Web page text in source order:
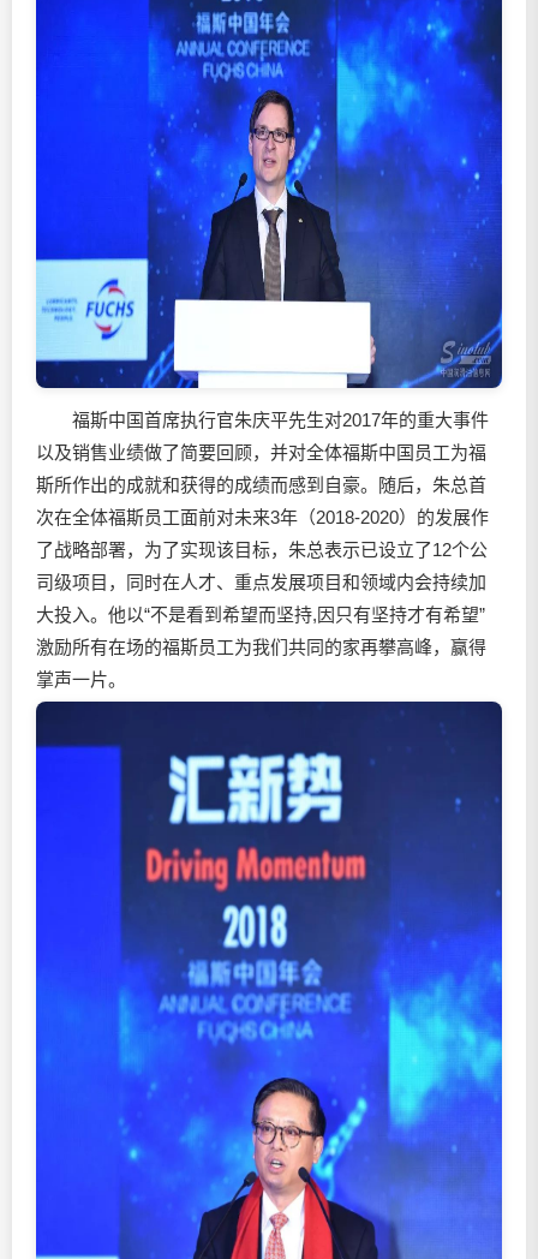
福斯中国首席执行官朱庆平先生对2017年的重大事件
以及销售业绩做了简要回顾，并对全体福斯中国员工为福
斯所作出的成就和获得的成绩而感到自豪。随后，朱总首
次在全体福斯员工面前对未来3年（2018-2020）的发展作
了战略部署，为了实现该目标，朱总表示已设立了12个公
司级项目，同时在人才、重点发展项目和领域内会持续加
大投入。他以“不是看到希望而坚持,因只有坚持才有希望”
激励所有在场的福斯员工为我们共同的家再攀高峰，赢得
掌声一片。